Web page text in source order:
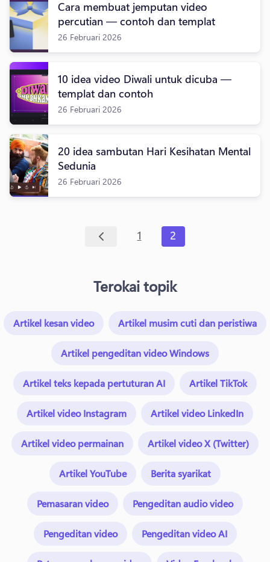
Cara membuat jemputan video
percutian — contoh dan templat
26 Februari 2026
10 idea video Diwali untuk dicuba —
templat dan contoh
26 Februari 2026
20 idea sambutan Hari Kesihatan Mental
Sedunia
26 Februari 2026
1 2
Terokai topik
Artikel kesan video Artikel musim cuti dan peristiwa
Artikel pengeditan video Windows
Artikel teks kepada pertuturan AI Artikel TikTok
Artikel video Instagram Artikel video LinkedIn
Artikel video permainan Artikel video X (Twitter)
Artikel YouTube Berita syarikat
Pemasaran video Pengeditan audio video
Pengeditan video Pengeditan video AI